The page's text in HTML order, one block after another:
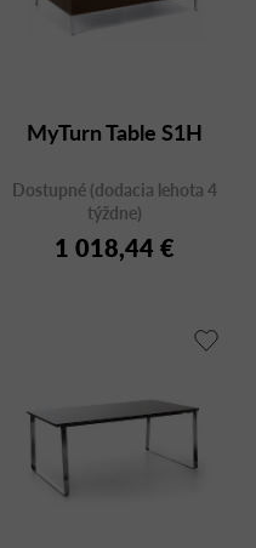
MyTurn Table S1H
Dostupné (dodacia lehota 4
týždne)
1 018,44 €